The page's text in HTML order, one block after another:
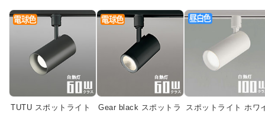
TUTU スポットライト
Gear black スポットラ
スポットライト ホワ